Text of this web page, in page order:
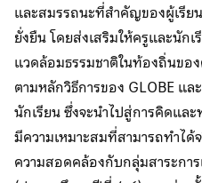
และสมรรถนะที่สำคัญของผู้เรีย
ยั่งยืน โดยส่งเสริมให้ครูและนักเ
แวดล้อมธรรมชาติในท้องถิ่นขอ
ตามหลักวิธีการของ GLOBE แ
นักเรียน ซึ่งจะนําไปสู่การคิดแล
มีความเหมาะสมที่สามารถทำได้
ความสอดคล้องกับกลุ่มสาระกา